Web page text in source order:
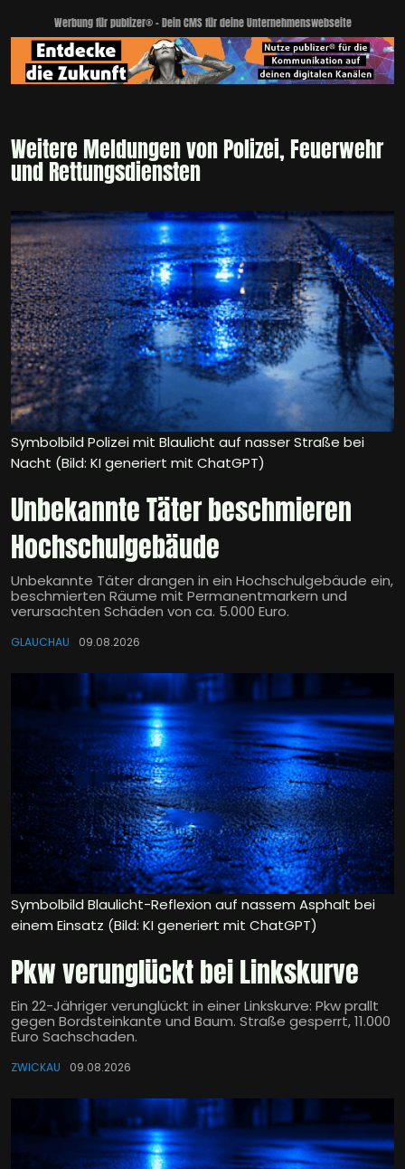
Werbung für publizer® - Dein CMS für deine Unternehmenswebseite
Weitere Meldungen von Polizei, Feuerwehr
und Rettungsdiensten
Symbolbild Polizei mit Blaulicht auf nasser Straße bei
Nacht (Bild: KI generiert mit ChatGPT)
Unbekannte Täter beschmieren
Hochschulgebäude
Unbekannte Täter drangen in ein Hochschulgebäude ein,
beschmierten Räume mit Permanentmarkern und
verursachten Schäden von ca. 5.000 Euro.
GLAUCHAU 09.08.2026
Symbolbild Blaulicht-Reflexion auf nassem Asphalt bei
einem Einsatz (Bild: KI generiert mit ChatGPT)
Pkw verunglückt bei Linkskurve
Ein 22-Jähriger verunglückt in einer Linkskurve: Pkw prallt
gegen Bordsteinkante und Baum. Straße gesperrt, 11.000
Euro Sachschaden.
ZWICKAU 09.08.2026